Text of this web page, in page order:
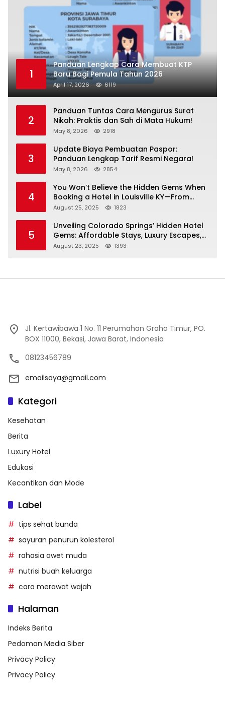
1
Panduan Lengkap Cara Membuat KTP
Baru Bagi Pemula Tahun 2026
April 17, 2026 6119
2
Panduan Tuntas Cara Mengurus Surat
Nikah: Praktis dan Sah di Mata Hukum!
May 8, 2026 2918
3
Update Biaya Pembuatan Paspor:
Panduan Lengkap Tarif Resmi Negara!
May 8, 2026 2854
4
You Won’t Believe the Hidden Gems When
Booking a Hotel in Louisville KY—From
Cheap to Luxe!
August 25, 2025 1823
5
Unveiling Colorado Springs’ Hidden Hotel
Gems: Affordable Stays, Luxury Escapes,
and Everything In Between!
August 23, 2025 1393
Jl. Kertawibawa 1 No. 11 Perumahan Graha Timur, PO.
BOX 11000, Bekasi, Jawa Barat, Indonesia
08123456789
emailsaya@gmail.com
Kategori
Kesehatan
Berita
Luxury Hotel
Edukasi
Kecantikan dan Mode
Label
tips sehat bunda
sayuran penurun kolesterol
rahasia awet muda
nutrisi buah keluarga
cara merawat wajah
Halaman
Indeks Berita
Pedoman Media Siber
Privacy Policy
Privacy Policy